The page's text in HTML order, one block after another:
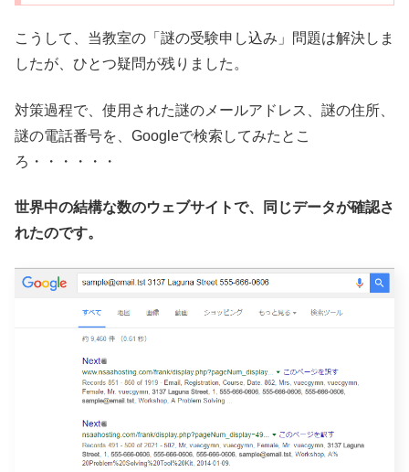
こうして、当教室の「謎の受験申し込み」問題は解決しま
したが、ひとつ疑問が残りました。
対策過程で、使用された謎のメールアドレス、謎の住所、
謎の電話番号を、Googleで検索してみたとこ
ろ・・・・・・
世界中の結構な数のウェブサイトで、同じデータが確認さ
れたのです。